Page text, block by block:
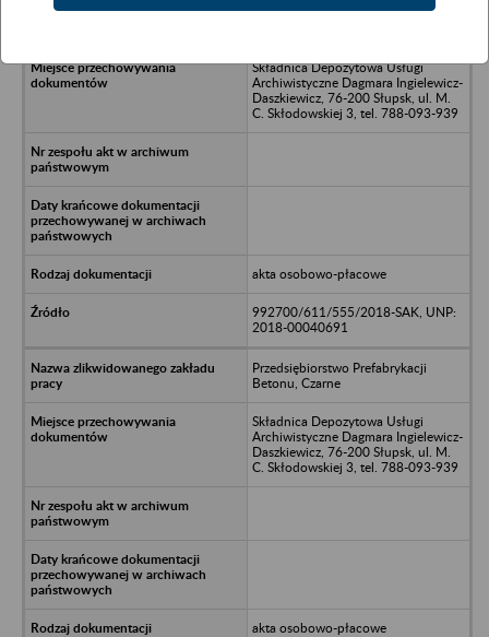
PZGS "Samopomoc Chłopska",
Składnica Depozytowa Usługi
Archiwistyczne Dagmara Ingielewicz-
Daszkiewicz, 76-200 Słupsk, ul. M.
C. Skłodowskiej 3, tel. 788-093-939
akta osobowo-płacowe
992700/611/555/2018-SAK, UNP:
2018-00040691
Przedsiębiorstwo Prefabrykacji
Betonu, Czarne
Składnica Depozytowa Usługi
Archiwistyczne Dagmara Ingielewicz-
Daszkiewicz, 76-200 Słupsk, ul. M.
C. Skłodowskiej 3, tel. 788-093-939
akta osobowo-płacowe